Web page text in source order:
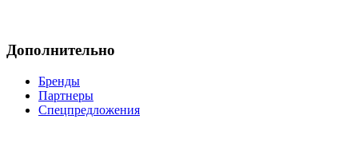
Дополнительно
Бренды
Партнеры
Спецпредложения